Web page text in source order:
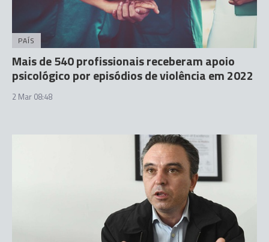
PAÍS
Mais de 540 profissionais receberam apoio
psicológico por episódios de violência em 2022
2 Mar 08:48